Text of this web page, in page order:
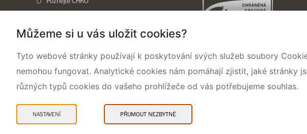
Ochrana přírody
Aktuality a akce
Kontakty
Mapa webu Prohlášení o přístupnosti Cookies Snadné čtení
Můžeme si u vás uložit cookies?
Tyto webové stránky používají k poskytování svých služeb soubory
nemohou fungovat. Analytické cookies nám pomáhají zjistit, jaké stránky
různých typů cookies do vašeho prohlížeče od vás potřebujeme souhlas.
NASTAVENÍ PŘIJMOUT NEZBYTNÉ